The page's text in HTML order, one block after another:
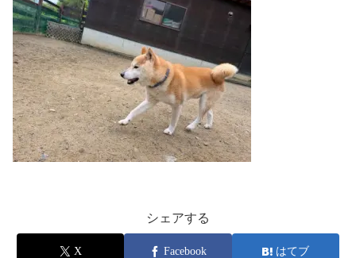
シェアする
X Facebook はてブ